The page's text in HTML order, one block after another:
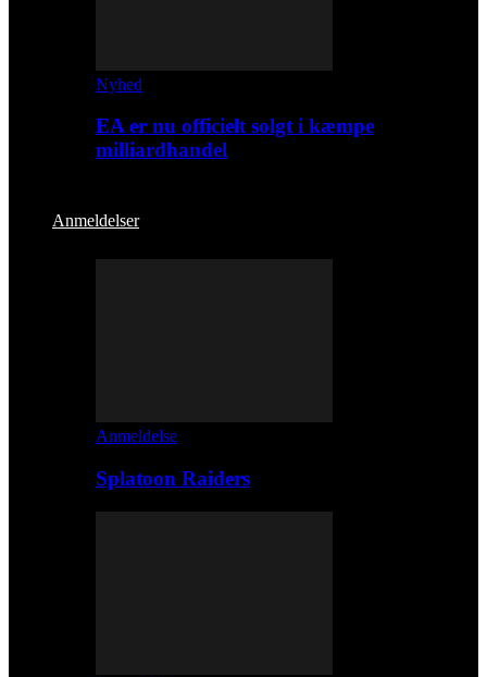
Nyhed
EA er nu officielt solgt i kæmpe
milliardhandel
Anmeldelser
Anmeldelse
Splatoon Raiders